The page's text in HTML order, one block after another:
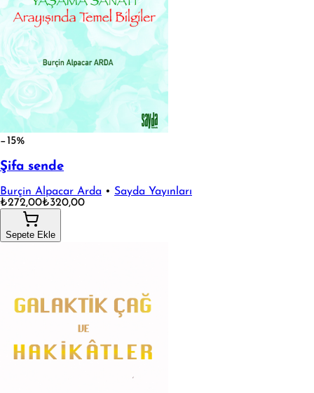
−15%
Şifa sende
Burçin Alpacar Arda • Sayda Yayınları
₺272,00₺320,00
Sepete Ekle